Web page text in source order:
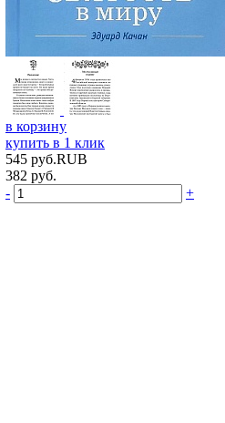
в корзину
купить в 1 клик
545 руб.RUB
382 руб.
-
+